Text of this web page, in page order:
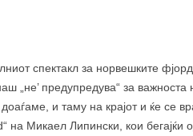
„My name is Happy“, додека
во „Who I am not“.